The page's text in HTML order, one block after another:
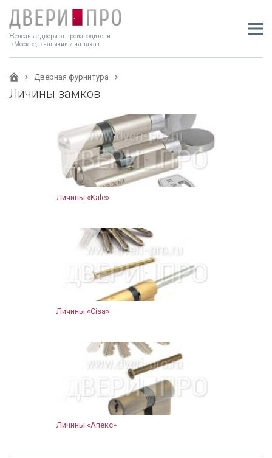
Железные двери от производителя
в Москве, в наличии и на заказ
Дверная фурнитура
Личины замков
Личины «Kale»
Личины «Cisa»
Личины «Апекс»